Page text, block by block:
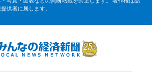
供者に属します。